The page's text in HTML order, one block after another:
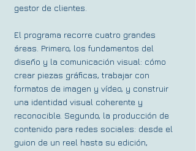
gestor de clientes.
El programa recorre cuatro grandes
áreas. Primero, los fundamentos del
diseño y la comunicación visual: cómo
crear piezas gráficas, trabajar con
formatos de imagen y vídeo, y construir
una identidad visual coherente y
reconocible. Segundo, la producción de
contenido para redes sociales: desde el
guion de un reel hasta su edición,